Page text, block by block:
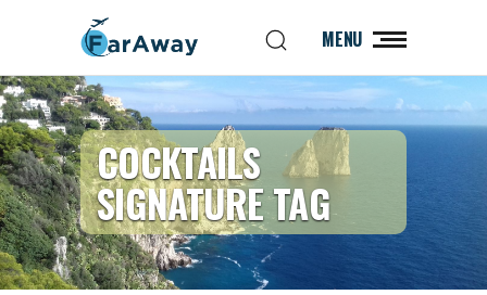
MENU
COCKTAILS
SIGNATURE TAG